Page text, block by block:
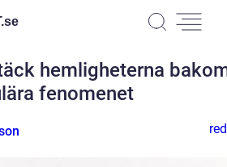
se
hemligheterna
fenomenet